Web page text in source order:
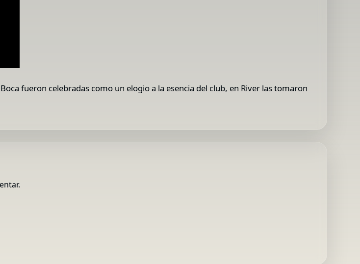
fueron celebradas como un elogio a la esencia del club, en River las tomaron